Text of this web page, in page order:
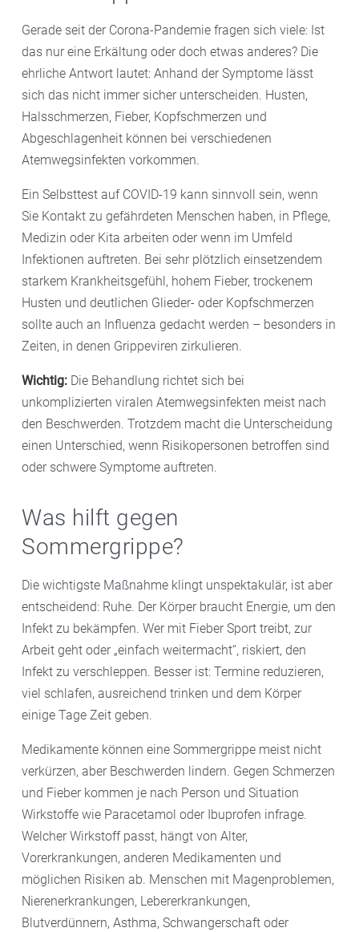
Gerade seit der Corona-Pandemie fragen sich viele: Ist
das nur eine Erkältung oder doch etwas anderes? Die
ehrliche Antwort lautet: Anhand der Symptome lässt
sich das nicht immer sicher unterscheiden. Husten,
Halsschmerzen, Fieber, Kopfschmerzen und
Abgeschlagenheit können bei verschiedenen
Atemwegsinfekten vorkommen.
Ein Selbsttest auf COVID-19 kann sinnvoll sein, wenn
Sie Kontakt zu gefährdeten Menschen haben, in Pflege,
Medizin oder Kita arbeiten oder wenn im Umfeld
Infektionen auftreten. Bei sehr plötzlich einsetzendem
starkem Krankheitsgefühl, hohem Fieber, trockenem
Husten und deutlichen Glieder- oder Kopfschmerzen
sollte auch an Influenza gedacht werden – besonders in
Zeiten, in denen Grippeviren zirkulieren.
Wichtig: Die Behandlung richtet sich bei
unkomplizierten viralen Atemwegsinfekten meist nach
den Beschwerden. Trotzdem macht die Unterscheidung
einen Unterschied, wenn Risikopersonen betroffen sind
oder schwere Symptome auftreten.
Was hilft gegen
Sommergrippe?
Die wichtigste Maßnahme klingt unspektakulär, ist aber
entscheidend: Ruhe. Der Körper braucht Energie, um den
Infekt zu bekämpfen. Wer mit Fieber Sport treibt, zur
Arbeit geht oder „einfach weitermacht“, riskiert, den
Infekt zu verschleppen. Besser ist: Termine reduzieren,
viel schlafen, ausreichend trinken und dem Körper
einige Tage Zeit geben.
Medikamente können eine Sommergrippe meist nicht
verkürzen, aber Beschwerden lindern. Gegen Schmerzen
und Fieber kommen je nach Person und Situation
Wirkstoffe wie Paracetamol oder Ibuprofen infrage.
Welcher Wirkstoff passt, hängt von Alter,
Vorerkrankungen, anderen Medikamenten und
möglichen Risiken ab. Menschen mit Magenproblemen,
Nierenerkrankungen, Lebererkrankungen,
Blutverdünnern, Asthma, Schwangerschaft oder